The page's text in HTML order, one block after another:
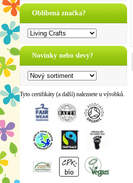
Oblíbená značka?
Novinky nebo slevy?
Tyto certifikáty (a další) naleznete u výrobků.